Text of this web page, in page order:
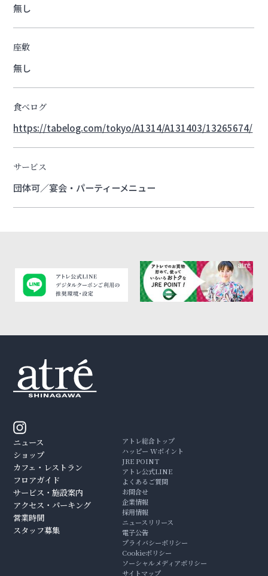
無し
座敷
無し
食べログ
https://tabelog.com/tokyo/A1314/A131403/13265674/
サービス
団体可／宴会・パーティーメニュー
ニュース
ショップ
カフェ・レストラン
フロアガイド
サービス・施設案内
アクセス・パーキング
営業時間
スタッフ募集
アトレ総合トップ
ハッピー Wポイント
JRE POINT
アトレ公式LINE
よくあるご質問
お問合せ
企業情報
採用情報
ニュースリリース
電子公告
プライバシーポリシー
Cookieポリシー
ソーシャルメディアポリシー
サイトマップ